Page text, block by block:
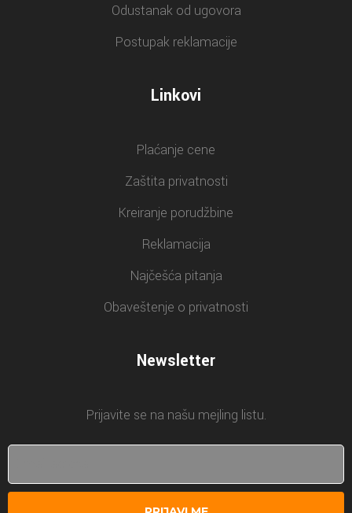
Odustanak od ugovora
Postupak reklamacije
Linkovi
Plaćanje cene
Zaštita privatnosti
Kreiranje porudžbine
Reklamacija
Najčešća pitanja
Obaveštenje o privatnosti
Newsletter
Prijavite se na našu mejling listu.